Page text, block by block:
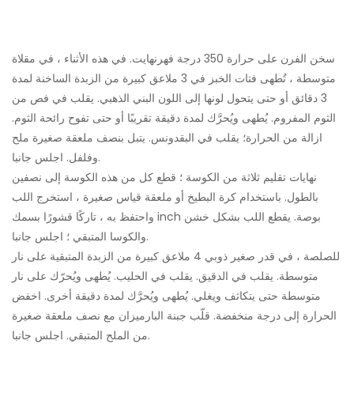
سخن الفرن على حرارة 350 درجة فهرنهايت. في هذه الأثناء ، في مقلاة
متوسطة ، تُطهى فتات الخبز في 3 ملاعق كبيرة من الزبدة الساخنة لمدة
3 دقائق أو حتى يتحول لونها إلى اللون البني الذهبي. يقلب في فص من
الثوم المفروم. يُطهى ويُحرَّك لمدة دقيقة تقريبًا أو حتى تفوح رائحة الثوم.
ازالة من الحرارة؛ يقلب في البقدونس. يتبل بنصف ملعقة صغيرة ملح
وفلفل. اجلس جانبا.
نهايات تقليم ثلاثة من الكوسة ؛ قطع كل من هذه الكوسة إلى نصفين
بالطول. باستخدام كرة البطيخ أو ملعقة قياس صغيرة ، استخرج اللب
واحتفظ به ، تاركًا قشورًا بسمك inch بوصة. يقطع اللب بشكل خشن
والكوسا المتبقي ؛ اجلس جانبا.
للصلصة ، في قدر صغير ذوبي 4 ملاعق كبيرة من الزبدة المتبقية على نار
متوسطة. يقلب في الدقيق. يقلب في الحليب. يُطهى ويُحرّك على نار
متوسطة حتى يتكاثف ويغلي. يُطهى ويُحرَّك لمدة دقيقة أخرى. اخفض
الحرارة إلى درجة منخفضة. قلّب جبنة البارميزان مع نصف ملعقة صغيرة
من الملح المتبقي. اجلس جانبا.